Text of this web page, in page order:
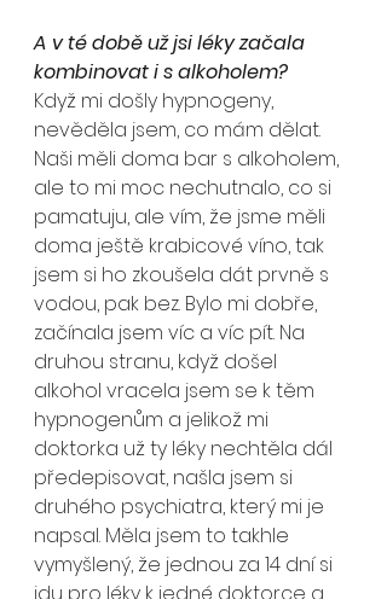
A v té době už jsi léky začala
kombinovat i s alkoholem?
Když mi došly hypnogeny,
nevěděla jsem, co mám dělat.
Naši měli doma bar s alkoholem,
ale to mi moc nechutnalo, co si
pamatuju, ale vím, že jsme měli
doma ještě krabicové víno, tak
jsem si ho zkoušela dát prvně s
vodou, pak bez. Bylo mi dobře,
začínala jsem víc a víc pít. Na
druhou stranu, když došel
alkohol vracela jsem se k těm
hypnogenům a jelikož mi
doktorka už ty léky nechtěla dál
předepisovat, našla jsem si
druhého psychiatra, který mi je
napsal. Měla jsem to takhle
vymyšlený, že jednou za 14 dní si
jdu pro léky k jedné doktorce a